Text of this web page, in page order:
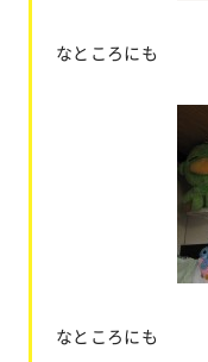
なところにも
なところにも